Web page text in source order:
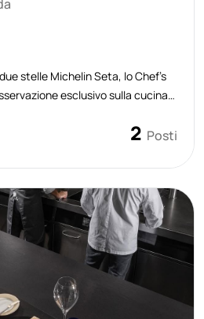
stelle Michelin Seta, lo Chef’s
esclusivo sulla cucina,
Consente agli ospiti di immergersi
2 Posti